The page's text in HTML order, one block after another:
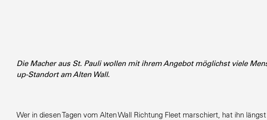
Die Macher aus St. Pauli wollen mit ihrem Angebot möglichst viele
up-Standort am Alten Wall.
Wer in diesen Tagen vom Alten Wall Richtung Fleet marschiert, hat ihn